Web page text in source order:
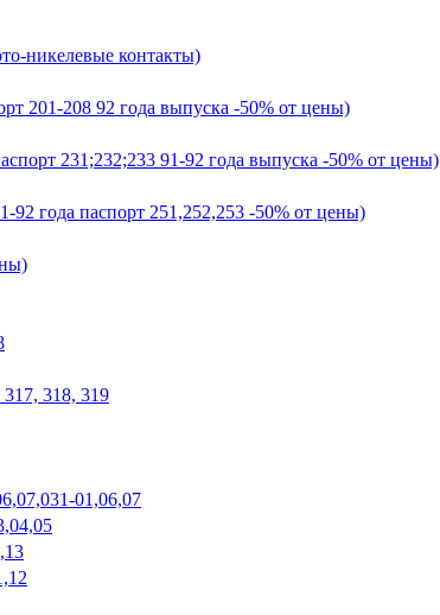
никелевые контакты)
201-208 92 года выпуска -50% от цены)
231;232;233 91-92 года выпуска -50% от цены)
года паспорт 251,252,253 -50% от цены)
318, 319
01,06,07